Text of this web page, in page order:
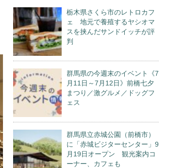
栃木県さくら市のレトロカフ
ェ 地元で養殖するヤシオマ
スを挟んだサンドイッチが評
判
群馬県の今週末のイベント《7
月11日～7月12日》前橋七夕
まつり／激グルメ／ドッグフ
ェス
群馬県立赤城公園（前橋市）
に「赤城ビジターセンター」9
月19日オープン 観光案内コ
ーナー、カフェも